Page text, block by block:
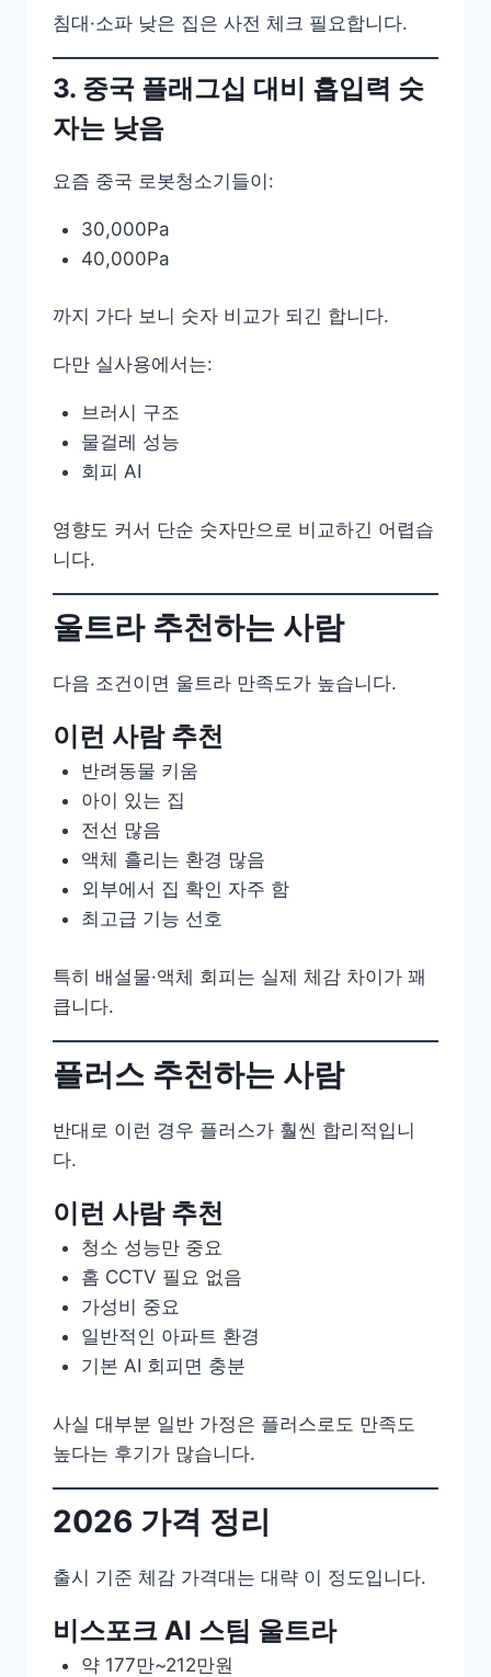
침대·소파 낮은 집은 사전 체크 필요합니다.
3. 중국 플래그십 대비 흡입력 숫
자는 낮음
요즘 중국 로봇청소기들이:
30,000Pa
40,000Pa
까지 가다 보니 숫자 비교가 되긴 합니다.
다만 실사용에서는:
브러시 구조
물걸레 성능
회피 AI
영향도 커서 단순 숫자만으로 비교하긴 어렵습
니다.
울트라 추천하는 사람
다음 조건이면 울트라 만족도가 높습니다.
이런 사람 추천
반려동물 키움
아이 있는 집
전선 많음
액체 흘리는 환경 많음
외부에서 집 확인 자주 함
최고급 기능 선호
특히 배설물·액체 회피는 실제 체감 차이가 꽤
큽니다.
플러스 추천하는 사람
반대로 이런 경우 플러스가 훨씬 합리적입니
다.
이런 사람 추천
청소 성능만 중요
홈 CCTV 필요 없음
가성비 중요
일반적인 아파트 환경
기본 AI 회피면 충분
사실 대부분 일반 가정은 플러스로도 만족도
높다는 후기가 많습니다.
2026 가격 정리
출시 기준 체감 가격대는 대략 이 정도입니다.
비스포크 AI 스팀 울트라
약 177만~212만원